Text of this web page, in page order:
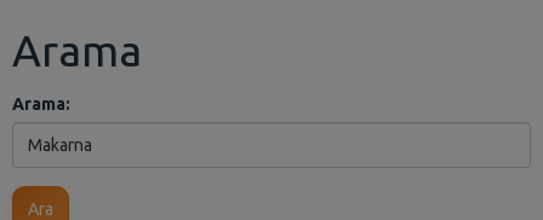
Arama
Arama:
Ara